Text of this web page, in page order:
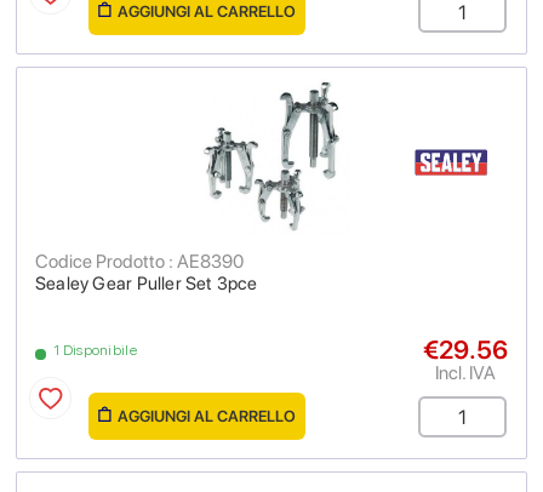
AGGIUNGI AL CARRELLO
Sealey Gear Puller Set 3pce
Codice Prodotto : AE8390
1 Disponibile €29.56
Incl. IVA
AGGIUNGI AL CARRELLO